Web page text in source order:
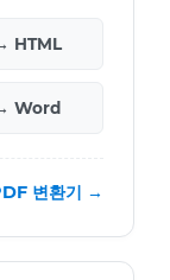
HTML
Word
변환기 →